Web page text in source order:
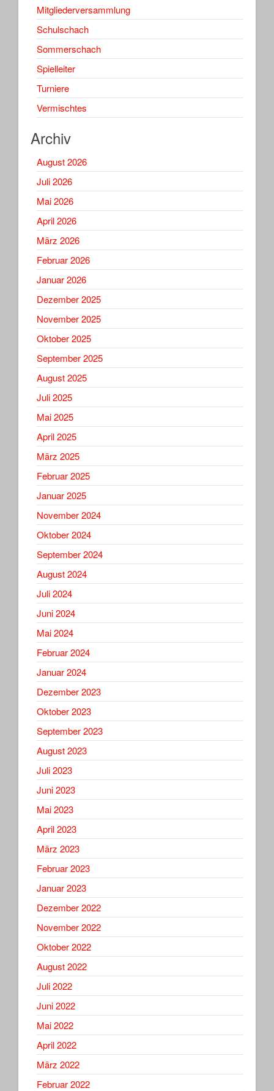
Mitgliederversammlung
Schulschach
Sommerschach
Spielleiter
Turniere
Vermischtes
Archiv
August 2026
Juli 2026
Mai 2026
April 2026
März 2026
Februar 2026
Januar 2026
Dezember 2025
November 2025
Oktober 2025
September 2025
August 2025
Juli 2025
Mai 2025
April 2025
März 2025
Februar 2025
Januar 2025
November 2024
Oktober 2024
September 2024
August 2024
Juli 2024
Juni 2024
Mai 2024
Februar 2024
Januar 2024
Dezember 2023
Oktober 2023
September 2023
August 2023
Juli 2023
Juni 2023
Mai 2023
April 2023
März 2023
Februar 2023
Januar 2023
Dezember 2022
November 2022
Oktober 2022
August 2022
Juli 2022
Juni 2022
Mai 2022
April 2022
März 2022
Februar 2022